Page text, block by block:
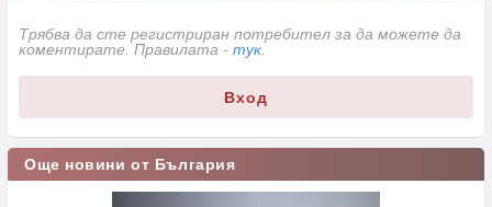
Трябва да сте регистриран потребител за да можете да
коментирате. Правилата - тук
Вход
Още новини от България